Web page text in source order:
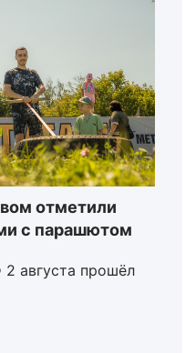
отметили
с парашютом
августа прошёл